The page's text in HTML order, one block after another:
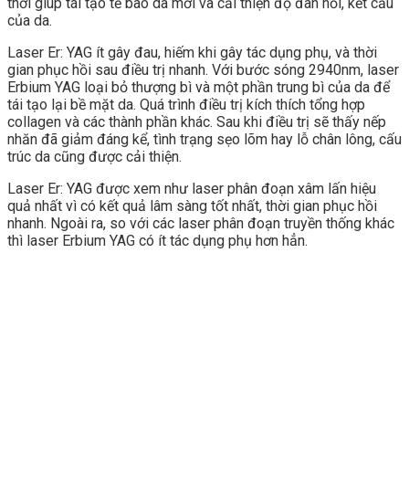
của da.
Laser Er: YAG ít gây đau, hiếm khi gây tác dụng phụ, và thời
gian phục hồi sau điều trị nhanh. Với bước sóng 2940nm, laser
Erbium YAG loại bỏ thượng bì và một phần trung bì của da để
tái tạo lại bề mặt da. Quá trình điều trị kích thích tổng hợp
collagen và các thành phần khác. Sau khi điều trị sẽ thấy nếp
nhăn đã giảm đáng kể, tình trạng sẹo lõm hay lỗ chân lông, cấu
trúc da cũng được cải thiện.
Laser Er: YAG được xem như laser phân đoạn xâm lấn hiệu
quả nhất vì có kết quả lâm sàng tốt nhất, thời gian phục hồi
nhanh. Ngoài ra, so với các laser phân đoạn truyền thống khác
thì laser Erbium YAG có ít tác dụng phụ hơn hẳn.